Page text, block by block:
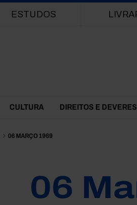
ESTUDOS
CULTURA DIREITOS E DEVERES
06 MARÇO 1969
06